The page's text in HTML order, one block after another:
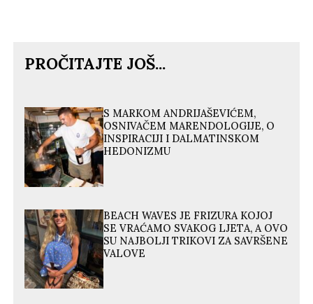
PROČITAJTE JOŠ...
S MARKOM ANDRIJAŠEVIĆEM,
OSNIVAČEM MARENDOLOGIJE, O
INSPIRACIJI I DALMATINSKOM
HEDONIZMU
BEACH WAVES JE FRIZURA KOJOJ
SE VRAĆAMO SVAKOG LJETA, A OVO
SU NAJBOLJI TRIKOVI ZA SAVRŠENE
VALOVE